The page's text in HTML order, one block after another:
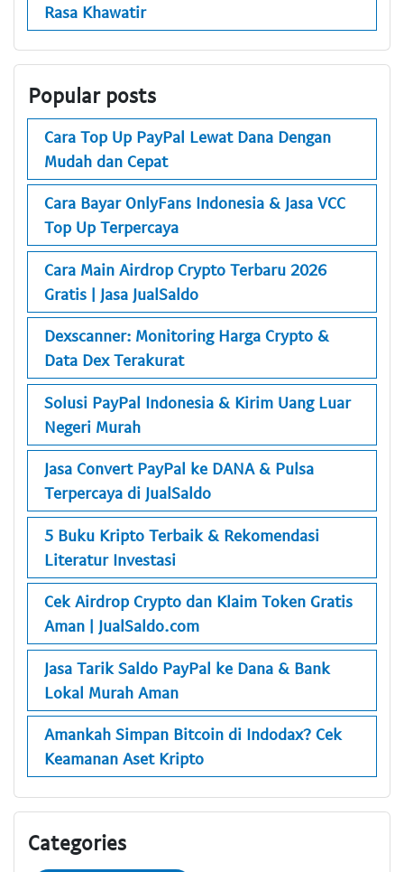
Rasa Khawatir
Popular posts
Cara Top Up PayPal Lewat Dana Dengan
Mudah dan Cepat
Cara Bayar OnlyFans Indonesia & Jasa VCC
Top Up Terpercaya
Cara Main Airdrop Crypto Terbaru 2026
Gratis | Jasa JualSaldo
Dexscanner: Monitoring Harga Crypto &
Data Dex Terakurat
Solusi PayPal Indonesia & Kirim Uang Luar
Negeri Murah
Jasa Convert PayPal ke DANA & Pulsa
Terpercaya di JualSaldo
5 Buku Kripto Terbaik & Rekomendasi
Literatur Investasi
Cek Airdrop Crypto dan Klaim Token Gratis
Aman | JualSaldo.com
Jasa Tarik Saldo PayPal ke Dana & Bank
Lokal Murah Aman
Amankah Simpan Bitcoin di Indodax? Cek
Keamanan Aset Kripto
Categories